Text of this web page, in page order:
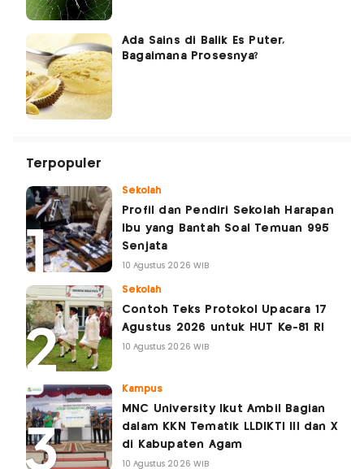
Ada Sains di Balik Es Puter,
Bagaimana Prosesnya?
Terpopuler
Sekolah
Profil dan Pendiri Sekolah Harapan
Ibu yang Bantah Soal Temuan 995
Senjata
10 Agustus 2026 WIB
Sekolah
Contoh Teks Protokol Upacara 17
Agustus 2026 untuk HUT Ke-81 RI
10 Agustus 2026 WIB
Kampus
MNC University Ikut Ambil Bagian
dalam KKN Tematik LLDIKTI III dan X
di Kabupaten Agam
10 Agustus 2026 WIB